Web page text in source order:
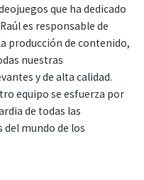
que ha dedicado
es responsable de
producción de contenido,
nuestras
y de alta calidad.
equipo se esfuerza por
de todas las
del mundo de los